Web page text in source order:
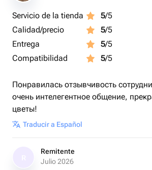
Servicio de la tienda 5/5
Calidad/precio
5/5
Entrega
5/5
Compatibilidad
5/5
Понравилась отзывчивость
очень интелегентное общение,
цветы!
Traducir a Español
Remitente
Julio 2026